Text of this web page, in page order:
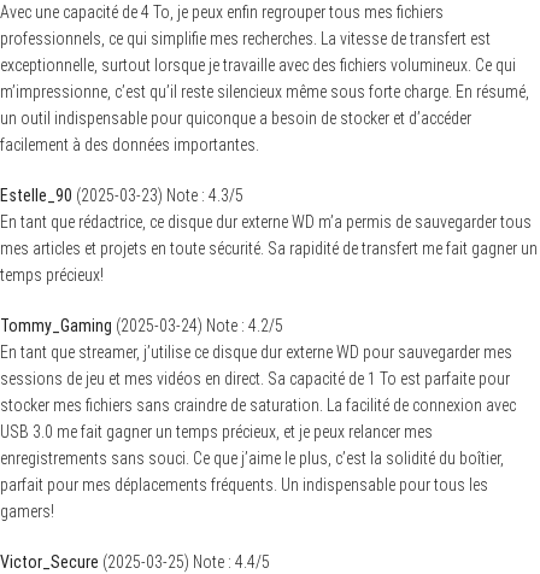
Avec une capacité de 4 To, je peux enfin regrouper tous mes fichiers
professionnels, ce qui simplifie mes recherches. La vitesse de transfert est
exceptionnelle, surtout lorsque je travaille avec des fichiers volumineux. Ce qui
m’impressionne, c’est qu’il reste silencieux même sous forte charge. En résumé,
un outil indispensable pour quiconque a besoin de stocker et d’accéder
facilement à des données importantes.
Estelle_90 (2025-03-23) Note : 4.3/5
En tant que rédactrice, ce disque dur externe WD m’a permis de sauvegarder tous
mes articles et projets en toute sécurité. Sa rapidité de transfert me fait gagner un
temps précieux!
Tommy_Gaming (2025-03-24) Note : 4.2/5
En tant que streamer, j’utilise ce disque dur externe WD pour sauvegarder mes
sessions de jeu et mes vidéos en direct. Sa capacité de 1 To est parfaite pour
stocker mes fichiers sans craindre de saturation. La facilité de connexion avec
USB 3.0 me fait gagner un temps précieux, et je peux relancer mes
enregistrements sans souci. Ce que j’aime le plus, c’est la solidité du boîtier,
parfait pour mes déplacements fréquents. Un indispensable pour tous les
gamers!
Victor_Secure (2025-03-25) Note : 4.4/5